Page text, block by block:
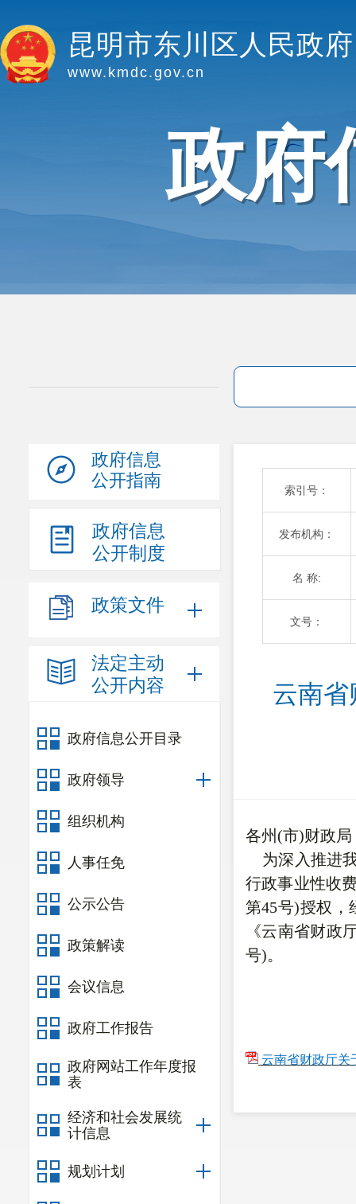
昆明市东川区人民政府
www.kmdc.gov.cn
政府
政府信息
公开指南
政府信息
公开制度
政策文件
法定主动
公开内容
政府信息公开目录
政府领导
组织机构
人事任免
公示公告
政策解读
会议信息
政府工作报告
政府网站工作年度报
表
经济和社会发展统
计信息
规划计划
索引号：
发布机构：
名 称:
文号：
云南
各州(市)财政
为深入推进
行政事业性收
第45号)授权，
《云南省财政
号)。
云南省财政厅关